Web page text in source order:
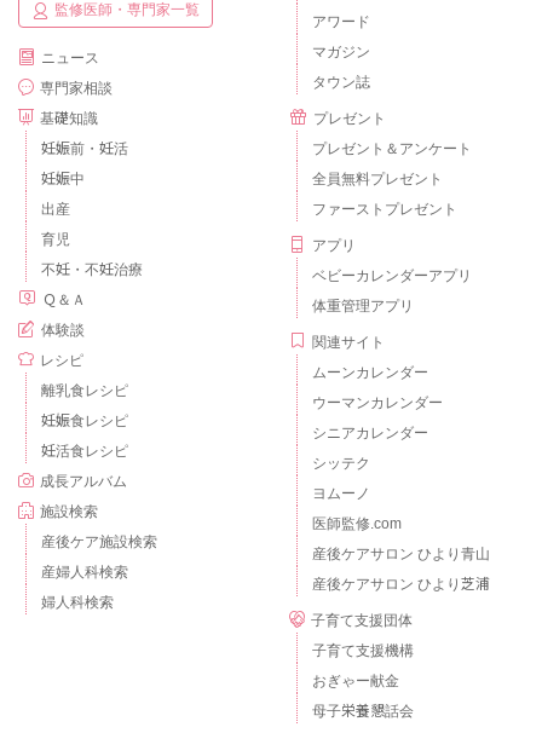
監修医師・専門家一覧
ニュース
専門家相談
基礎知識
妊娠前・妊活
妊娠中
出産
育児
不妊・不妊治療
Ｑ＆Ａ
体験談
レシピ
離乳食レシピ
妊娠食レシピ
妊活食レシピ
成長アルバム
施設検索
産後ケア施設検索
産婦人科検索
婦人科検索
アワード
マガジン
タウン誌
プレゼント
プレゼント＆アンケート
全員無料プレゼント
ファーストプレゼント
アプリ
ベビーカレンダーアプリ
体重管理アプリ
関連サイト
ムーンカレンダー
ウーマンカレンダー
シニアカレンダー
シッテク
ヨムーノ
医師監修.com
産後ケアサロン ひより青山
産後ケアサロン ひより芝浦
子育て支援団体
子育て支援機構
おぎゃー献金
母子栄養懇話会